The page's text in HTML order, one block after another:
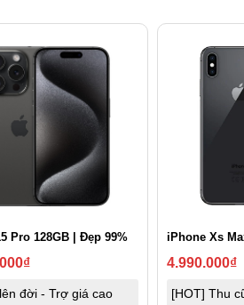
Pro 128GB | Đẹp 99%
₫
đời - Trợ giá cao
iPhone Xs
4.990.000₫
[HOT] Thu